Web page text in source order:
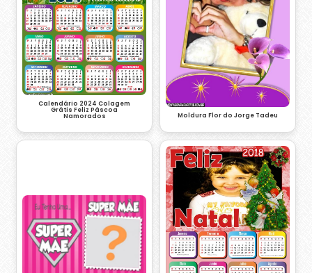
Calendário 2024 Colagem
Grátis Feliz Páscoa
Namorados Moldura Flor do Jorge Tadeu